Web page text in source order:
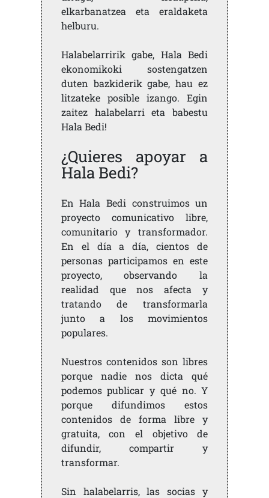
elkarbanatzea eta eraldaketa
helburu.
Halabelarririk gabe, Hala Bedi
ekonomikoki sostengatzen
duten bazkiderik gabe, hau ez
litzateke posible izango. Egin
zaitez halabelarri eta babestu
Hala Bedi!
¿Quieres apoyar a
Hala Bedi?
En Hala Bedi construimos un
proyecto comunicativo libre,
comunitario y transformador.
En el día a día, cientos de
personas participamos en este
proyecto, observando la
realidad que nos afecta y
tratando de transformarla
junto a los movimientos
populares.
Nuestros contenidos son libres
porque nadie nos dicta qué
podemos publicar y qué no. Y
porque difundimos estos
contenidos de forma libre y
gratuita, con el objetivo de
difundir, compartir y
transformar.
Sin halabelarris, las socias y